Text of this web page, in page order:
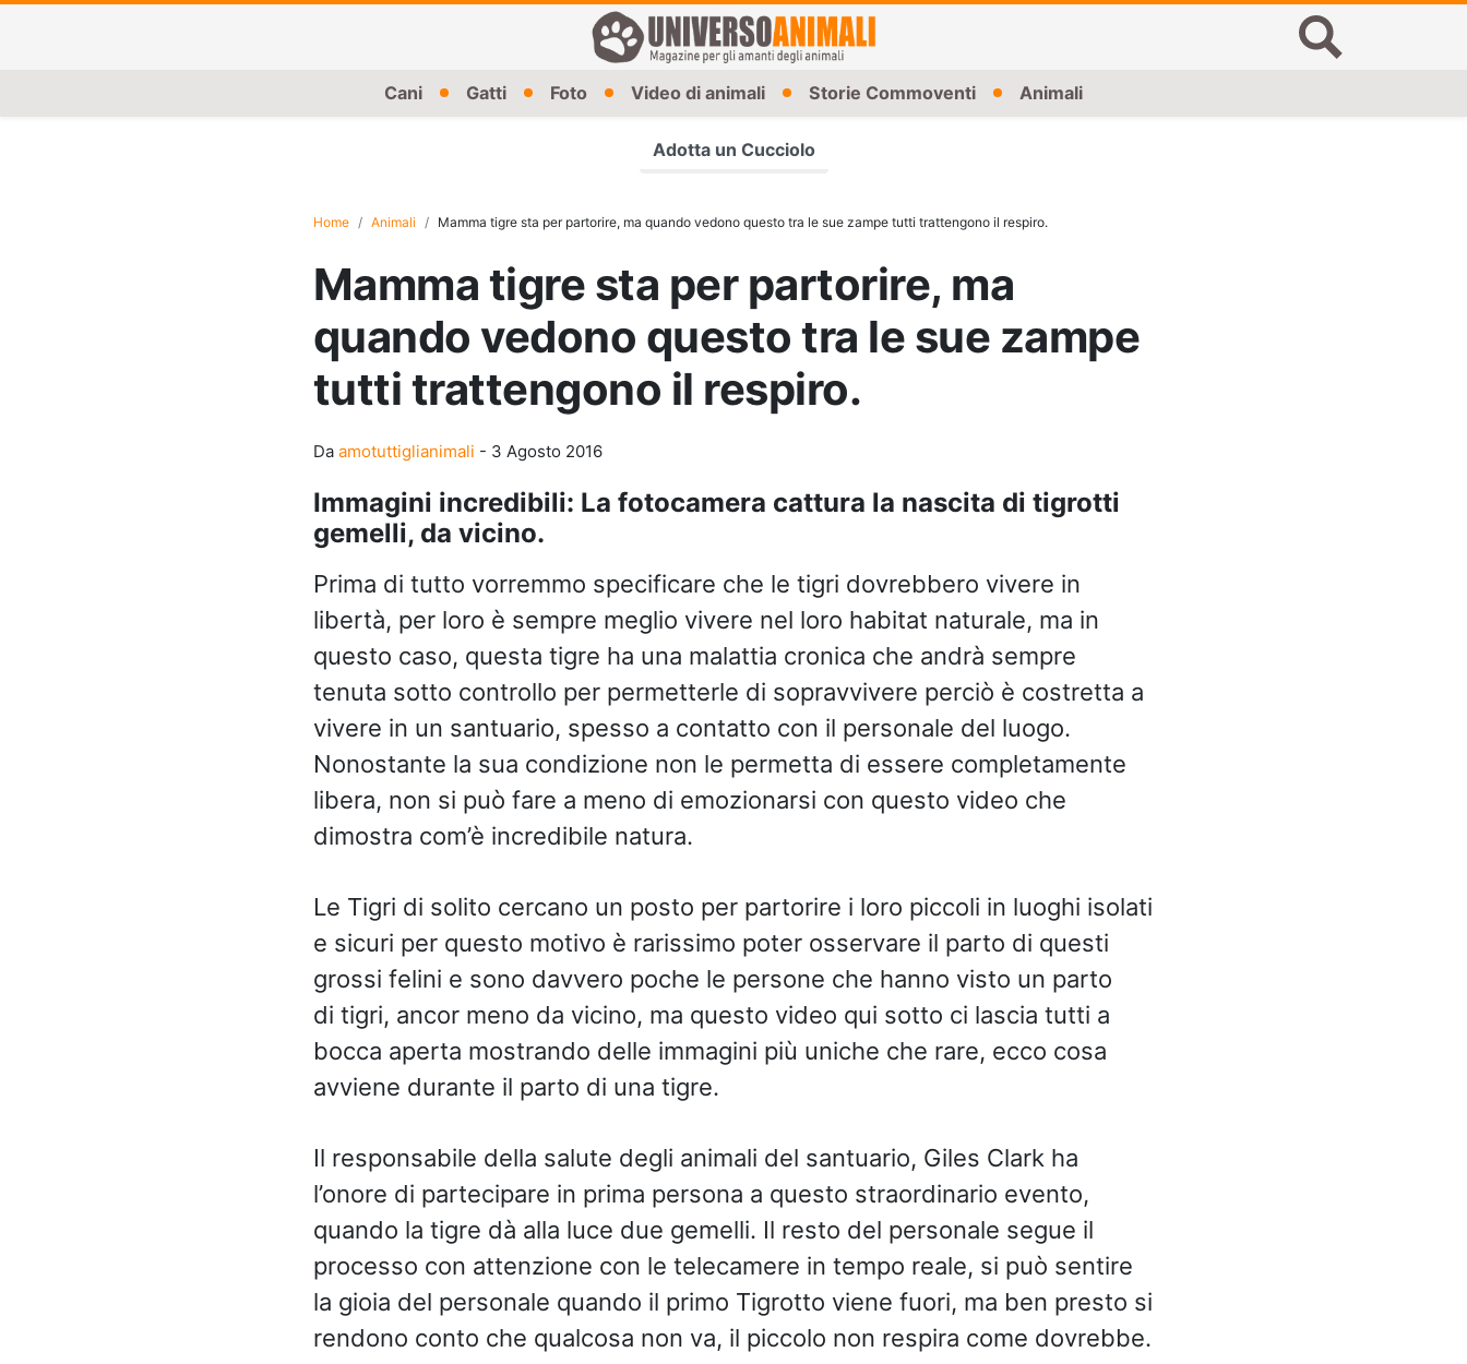
Cani Gatti Foto Video di animali Storie Commoventi Animali
Adotta un Cucciolo
Home Animali Mamma tigre sta per partorire, ma quando vedono questo tra le sue zampe tutti trattengono il respiro.
Mamma tigre sta per partorire, ma
quando vedono questo tra le sue zampe
tutti trattengono il respiro.
Da amotuttiglianimali - 3 Agosto 2016
Immagini incredibili: La fotocamera cattura la nascita di tigrotti
gemelli, da vicino.
Prima di tutto vorremmo specificare che le tigri dovrebbero vivere in
libertà, per loro è sempre meglio vivere nel loro habitat naturale, ma in
questo caso, questa tigre ha una malattia cronica che andrà sempre
tenuta sotto controllo per permetterle di sopravvivere perciò è costretta a
vivere in un santuario, spesso a contatto con il personale del luogo.
Nonostante la sua condizione non le permetta di essere completamente
libera, non si può fare a meno di emozionarsi con questo video che
dimostra com’è incredibile natura.
Le Tigri di solito cercano un posto per partorire i loro piccoli in luoghi isolati
e sicuri per questo motivo è rarissimo poter osservare il parto di questi
grossi felini e sono davvero poche le persone che hanno visto un parto
di tigri, ancor meno da vicino, ma questo video qui sotto ci lascia tutti a
bocca aperta mostrando delle immagini più uniche che rare, ecco cosa
avviene durante il parto di una tigre.
Il responsabile della salute degli animali del santuario, Giles Clark ha
l’onore di partecipare in prima persona a questo straordinario evento,
quando la tigre dà alla luce due gemelli. Il resto del personale segue il
processo con attenzione con le telecamere in tempo reale, si può sentire
la gioia del personale quando il primo Tigrotto viene fuori, ma ben presto si
rendono conto che qualcosa non va, il piccolo non respira come dovrebbe.